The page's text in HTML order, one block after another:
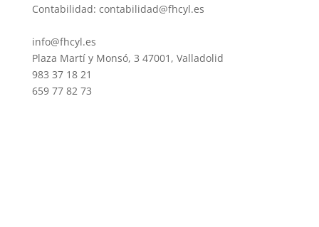
Contabilidad: contabilidad@fhcyl.es
info@fhcyl.es
Plaza Martí y Monsó, 3 47001, Valladolid
983 37 18 21
659 77 82 73